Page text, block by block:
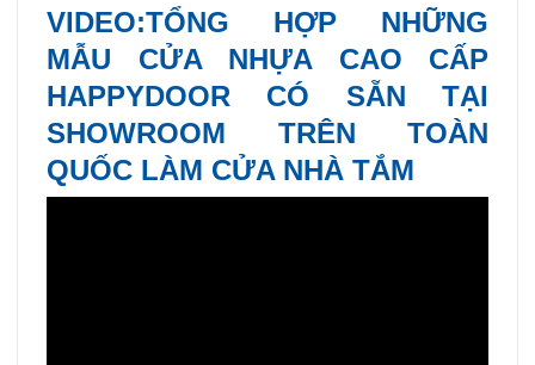
VIDEO:TỔNG HỢP NHỮNG
MẪU CỬA NHỰA CAO CẤP
HAPPYDOOR CÓ SẴN TẠI
SHOWROOM TRÊN TOÀN
QUỐC LÀM CỬA NHÀ TẮM